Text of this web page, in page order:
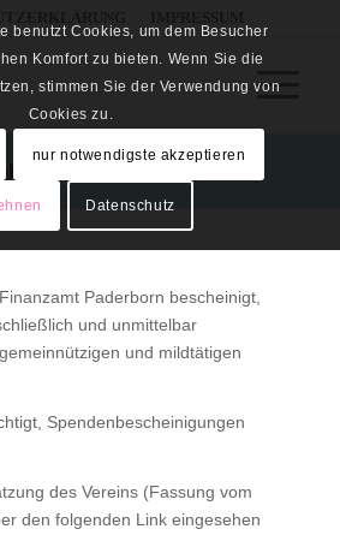
Paderborn bescheinigt,
und unmittelbar
und mildtätigen
Spendenbescheinigungen
des Vereins (Fassung vom
den folgenden Link eingesehen
benutzt Cookies, um dem Besucher
Komfort zu bieten. Wenn Sie die
stimmen Sie der Verwendung von
Cookies zu.
nur notwendigste akzeptieren
Datenschutz